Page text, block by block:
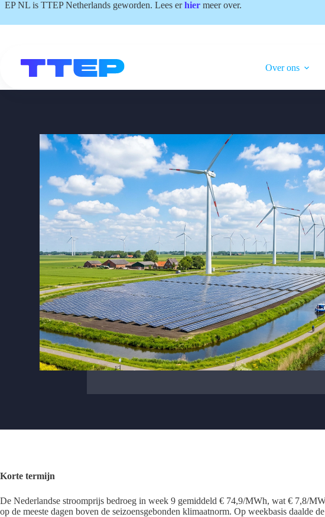
Ga
de
EP NL is TTEP Netherlands geworden. Lees erhier meer over.
Over ons
Korte termijn
De Nederlandse stroomprijs bedroeg in week 9 gemiddeld € 74,9/MWh, wat € 7,8/
op de meeste dagen boven de seizoensgebonden klimaatnorm. Op weekbasis